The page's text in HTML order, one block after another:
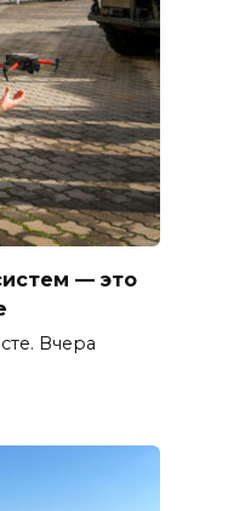
— это
Вчера